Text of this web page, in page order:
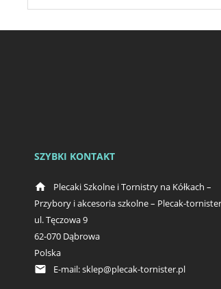
SZYBKI KONTAKT
home
Plecaki Szkolne i Tornistry na Kółkach –
Przybory i akcesoria szkolne – Plecak-
ul. Tęczowa 9
62-070 Dąbrowa
Polska
email
E-mail:sklep@plecak-tornister.pl